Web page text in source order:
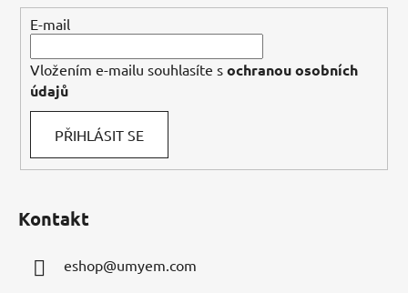
E-mail
Vložením e-mailu souhlasíte s ochranou osobních
údajů
PŘIHLÁSIT SE
Kontakt
eshop@umyem.com